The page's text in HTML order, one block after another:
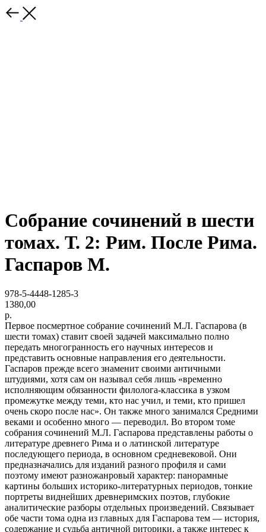
Собрание сочинений в шести
томах. Т. 2: Рим. После Рима.
Гаспаров М.
978-5-4448-1285-3
1380,00
р.
Первое посмертное собрание сочинений М.Л. Гаспарова (в
шести томах) ставит своей задачей максимально полно
передать многогранность его научных интересов и
представить основные направления его деятельности.
Гаспаров прежде всего знаменит своими античными
штудиями, хотя сам он называл себя лишь «временно
исполняющим обязанности филолога-классика в узком
промежутке между теми, кто нас учил, и теми, кто пришел
очень скоро после нас». Он также много занимался Средними
веками и особенно много — переводил. Во втором томе
собрания сочинений М.Л. Гаспарова представлены работы о
литературе древнего Рима и о латинской литературе
последующего периода, в основном средневековой. Они
предназначались для изданий разного профиля и сами
поэтому имеют разножанровый характер: панорамные
картины больших историко-литературных периодов, тонкие
портреты виднейших древнеримских поэтов, глубокие
аналитические разборы отдельных произведений. Связывает
обе части тома одна из главных для Гаспарова тем — история,
содержание и судьба античной риторики, а также интерес к